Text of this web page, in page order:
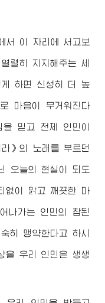
서 이 자리에 서고보
렬히 지지해주는 세
하면 신성히 더 높
마음이 무거워진다
을 믿고 전체 인민이
》의 노래를 부르던
오늘의 현실이 되도
없이 맑고 깨끗한 마
나가는 인민의 참된
히 맹약한다고 하시
을 우리 인민은 생생